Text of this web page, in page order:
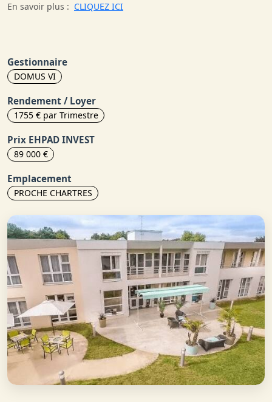
En savoir plus : CLIQUEZ ICI
Gestionnaire
DOMUS VI
Rendement / Loyer
1755 € par Trimestre
Prix EHPAD INVEST
89 000 €
Emplacement
PROCHE CHARTRES